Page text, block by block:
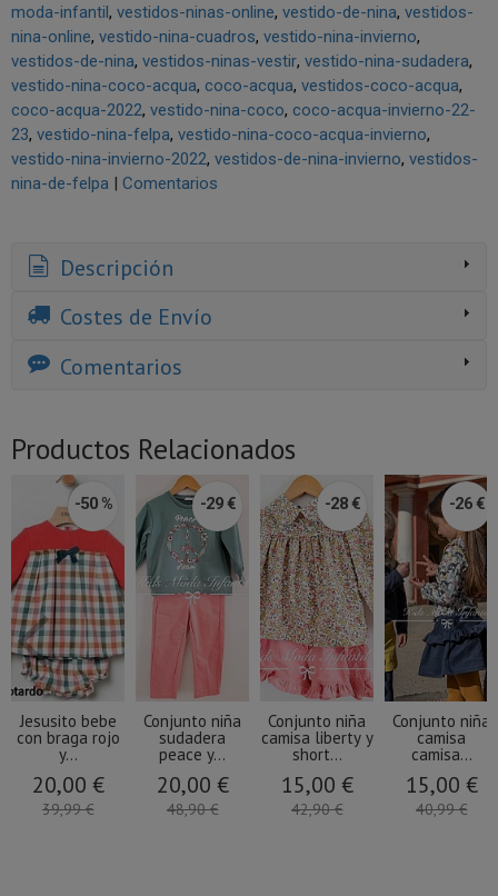
moda-infantil vestidos-ninas-online vestido-de-nina vestidos-
nina-online vestido-nina-cuadros vestido-nina-invierno
vestidos-de-nina vestidos-ninas-vestir vestido-nina-sudadera
vestido-nina-coco-acqua coco-acqua vestidos-coco-acqua
coco-acqua-2022 vestido-nina-coco coco-acqua-invierno-22-
23 vestido-nina-felpa vestido-nina-coco-acqua-invierno
vestido-nina-invierno-2022 vestidos-de-nina-invierno vestidos-
nina-de-felpa | Comentarios
Descripción
Costes de Envío
Comentarios
Productos Relacionados
-50 %
Jesusito bebe
con braga rojo
y...
20,00 €
39,99 €
-29 €
Conjunto niña
sudadera
peace y...
20,00 €
48,90 €
-28 €
Conjunto niña
camisa liberty y
short...
15,00 €
42,90 €
-26 €
Conjunto niña
camisa
camisa...
15,00 €
40,99 €